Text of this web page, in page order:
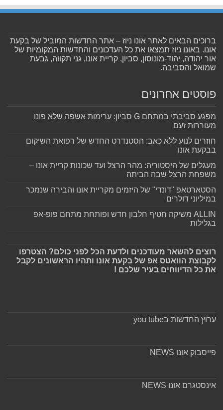
ברוכים הבאים לאתר אונו ניוז – אתר החדשות המוביל של בקעת
אונו. באונו ניוז תמצאו את כל העדכונים והחדשות המקומיות של
אור יהודה, יהוד-מונוסון, סביון, קריית אונו, גני תקווה, גבעת
שמואל והסביבה.
פוסטים אחרונים
מפגע סביבתי במתחם G סביון: ערימות אשפה שלא פונו
מעוררות זעם
חוזרים לנוע ללא כאב: הסטנדרט החדש של רפואת השיקום
בבקעת אונו
מעגלים של היסטוריה: מהר הרצל ועד שכונות קריית אונו –
משפחת הרצל שבה הביתה
הסטארטאפ "דונדי" של היזמים מקריית אונו והבירה שנמכר
במיליוני דולרים
ALLIN משיקה חטיף חלבון חדש ופותחת מתחם פופ-אפ
בגלילות
רוצים להשאר מעודכנים ולדעת הכל לפני כולם? הצטרפו
לקבוצת הוואטס אפ של בקעת אונו ותהיו הראשונים לקבל
את כל הדיווחים בעיר שלכם !
ערוץ החדשות בyou tube
פייסבוק אונו NEWS
אינסטגרם אונו NEWS